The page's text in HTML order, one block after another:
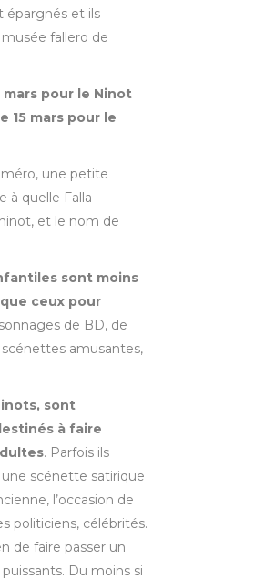
épargnés et ils
fallero de
mars pour le Ninot
15 mars pour le
une petite
à quelle Falla
et le nom de
sont moins
ceux pour
de BD, de
amusantes,
sont
à faire
. Parfois ils
scénette satirique
l’occasion de
politiciens, célébrités.
de faire passer un
Du moins si